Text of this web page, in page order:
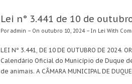
Lei n° 3.441 de 10 de
Por admin – On outubro 10, 2024 – In Lei With
LEI Nº 3.441, DE 10 DE OUTUBRO DE 2024.
Calendário Oficial do Município de Duque
de animais. A CÂMARA MUNICIPAL DE